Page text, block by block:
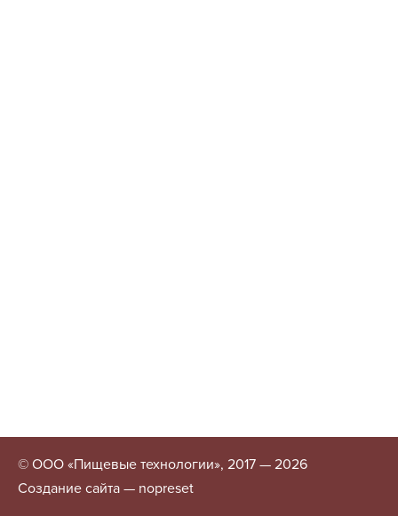
© ООО «Пищевые технологии», 2017 — 2026
Создание сайта — nopreset